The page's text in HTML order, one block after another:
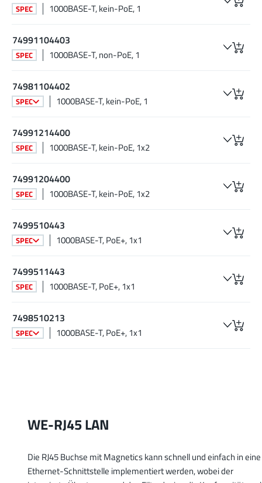
SPEC 1000BASE-T, kein-PoE, 1
74991104403
SPEC 1000BASE-T, non-PoE, 1
74981104402
SPEC 1000BASE-T, kein-PoE, 1
74991214400
SPEC 1000BASE-T, kein-PoE, 1x2
74991204400
SPEC 1000BASE-T, kein-PoE, 1x2
7499510443
SPEC 1000BASE-T, PoE+, 1x1
7499511443
SPEC 1000BASE-T, PoE+, 1x1
7498510213
SPEC 1000BASE-T, PoE+, 1x1
WE-RJ45 LAN
Die RJ45 Buchse mit Magnetics kann schnell und einfach in eine
Ethernet-Schnittstelle implementiert werden, wobei der